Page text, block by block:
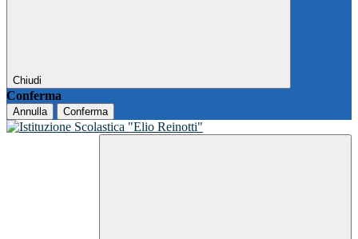
Chiudi
Conferma
Annulla Conferma